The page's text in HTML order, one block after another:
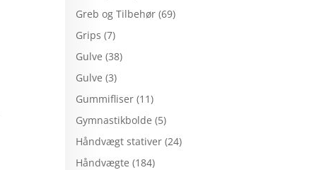
Greb og Tilbehør (69)
Grips (7)
Gulve (38)
Gulve (3)
Gummifliser (11)
Gymnastikbolde (5)
Håndvægt stativer (24)
Håndvægte (184)